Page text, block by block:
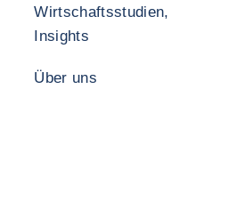
Wirtschaftsstudien,
Insights
Über uns